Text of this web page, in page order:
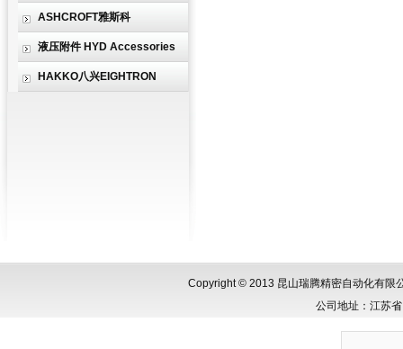
ASHCROFT雅斯科
液压附件 HYD Accessories
HAKKO八兴EIGHTRON
Copyright © 2013 昆山瑞腾精密自动化有限
公司地址：江苏